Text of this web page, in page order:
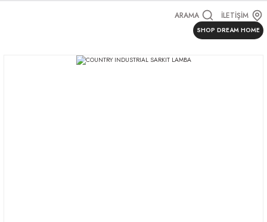
ARAMA İLETİŞİM
SHOP DREAM HOME